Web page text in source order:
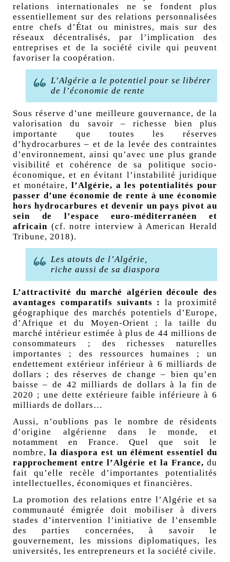
relations internationales ne se fondent plus
essentiellement sur des relations personnalisées
entre chefs d’État ou ministres, mais sur des
réseaux décentralisés, par l’implication des
entreprises et de la société civile qui peuvent
favoriser la coopération.
L’Algérie a le potentiel pour se libérer
de l’économie de rente
Sous réserve d’une meilleure gouvernance, de la
valorisation du savoir – richesse bien plus
importante que toutes les réserves
d’hydrocarbures – et de la levée des contraintes
d’environnement, ainsi qu’avec une plus grande
visibilité et cohérence de sa politique socio-
économique, et en évitant l’instabilité juridique
et monétaire, l’Algérie, a les potentialités pour
passer d’une économie de rente à une économie
hors hydrocarbures et devenir un pays pivot au
sein de l’espace euro-méditerranéen et
africain(cf. notre interview à American Herald
Tribune, 2018).
Les atouts de l’Algérie,
riche aussi de sa diaspora
L’attractivité du marché algérien découle des
avantages comparatifs suivants : la proximité
géographique des marchés potentiels d’Europe,
d’Afrique et du Moyen-Orient
; la taille du
marché intérieur estimée à plus de 44 millions de
consommateurs
; des richesses naturelles
importantes
; des ressources humaines
; un
endettement extérieur inférieur à 6 milliards de
dollars
; des réserves de change – bien qu’en
baisse – de 42 milliards de dollars à la fin de
2020 ; une dette extérieure faible inférieure à 6
milliards de dollars…
Aussi, n’oublions pas le nombre de résidents
d’origine algérienne dans le monde, et
notamment en France. Quel que soit le
nombre,la diaspora est un élément essentiel du
rapprochement entre l’Algérie et la France, du
fait qu’elle recèle d’importantes potentialités
intellectuelles, économiques et financières.
La promotion des relations entre l’Algérie et sa
communauté émigrée doit mobiliser à divers
stades d’intervention l’initiative de l’ensemble
des parties concernées, à savoir le
gouvernement, les missions diplomatiques, les
universités, les entrepreneurs et la société civile.